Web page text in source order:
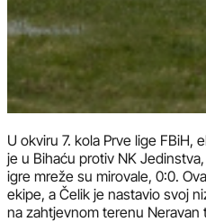
U okviru 7. kola Prve lige FBiH,
je u Bihaću protiv NK
igre mreže su mirovale, 0:0.
ekipe, a Čelik je nastavio svoj
na zahtjevnom terenu